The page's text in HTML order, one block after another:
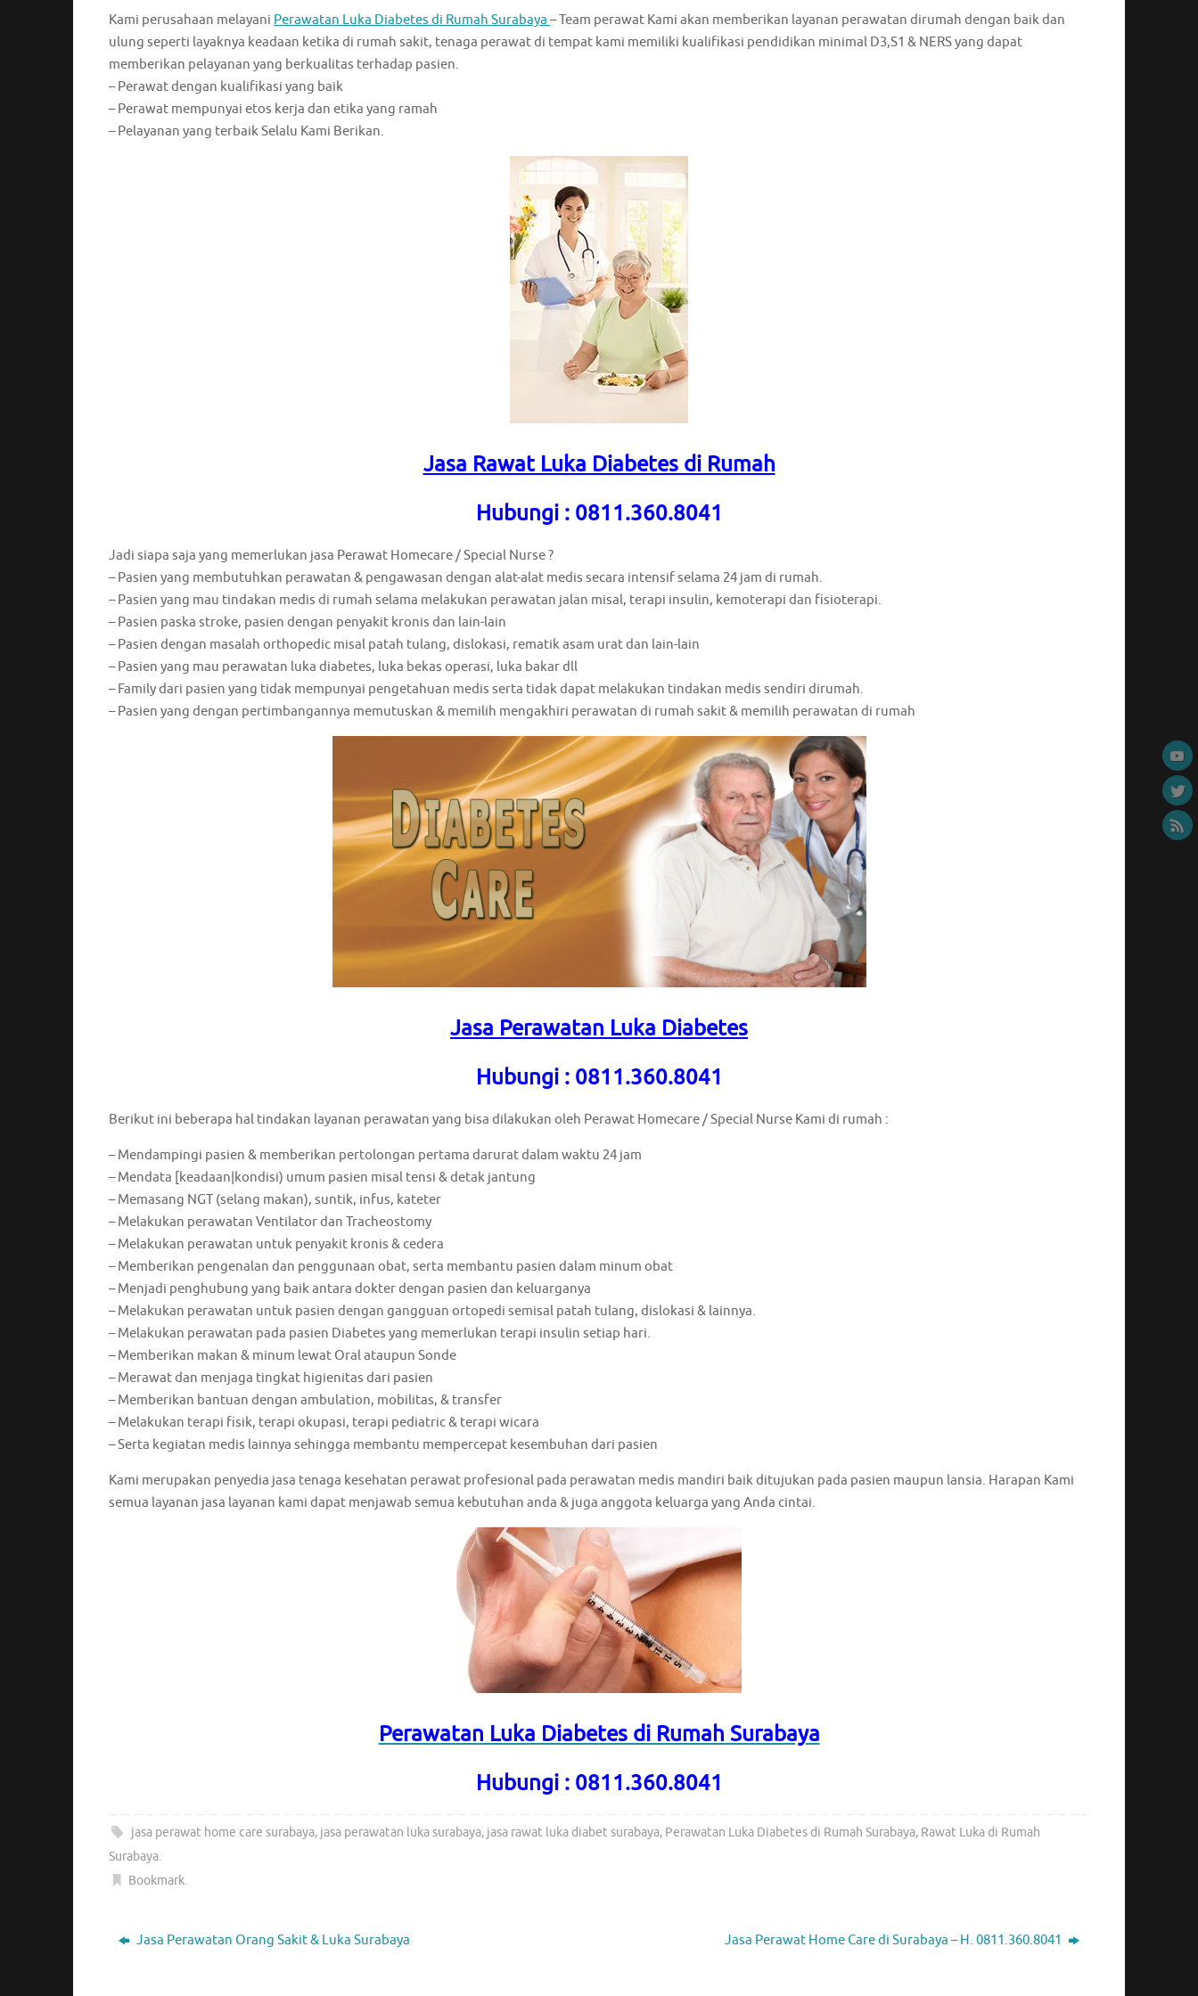
Kami perusahaan melayani Perawatan Luka Diabetes di Rumah Surabaya – Team perawat Kami akan memberikan layanan perawatan dirumah dengan baik dan
ulung seperti layaknya keadaan ketika di rumah sakit, tenaga perawat di tempat kami memiliki kualifikasi pendidikan minimal D3,S1 & NERS yang dapat
memberikan pelayanan yang berkualitas terhadap pasien.
– Perawat dengan kualifikasi yang baik
– Perawat mempunyai etos kerja dan etika yang ramah
– Pelayanan yang terbaik Selalu Kami Berikan.
Jasa Rawat Luka Diabetes di Rumah
Hubungi : 0811.360.8041
Jadi siapa saja yang memerlukan jasa Perawat Homecare / Special Nurse ?
– Pasien yang membutuhkan perawatan & pengawasan dengan alat-alat medis secara intensif selama 24 jam di rumah.
– Pasien yang mau tindakan medis di rumah selama melakukan perawatan jalan misal, terapi insulin, kemoterapi dan fisioterapi.
– Pasien paska stroke, pasien dengan penyakit kronis dan lain-lain
– Pasien dengan masalah orthopedic misal patah tulang, dislokasi, rematik asam urat dan lain-lain
– Pasien yang mau perawatan luka diabetes, luka bekas operasi, luka bakar dll
– Family dari pasien yang tidak mempunyai pengetahuan medis serta tidak dapat melakukan tindakan medis sendiri dirumah.
– Pasien yang dengan pertimbangannya memutuskan & memilih mengakhiri perawatan di rumah sakit & memilih perawatan di rumah
Jasa Perawatan Luka Diabetes
Hubungi : 0811.360.8041
Berikut ini beberapa hal tindakan layanan perawatan yang bisa dilakukan oleh Perawat Homecare / Special Nurse Kami di rumah :
– Mendampingi pasien & memberikan pertolongan pertama darurat dalam waktu 24 jam
– Mendata [keadaan|kondisi) umum pasien misal tensi & detak jantung
– Memasang NGT (selang makan), suntik, infus, kateter
– Melakukan perawatan Ventilator dan Tracheostomy
– Melakukan perawatan untuk penyakit kronis & cedera
– Memberikan pengenalan dan penggunaan obat, serta membantu pasien dalam minum obat
– Menjadi penghubung yang baik antara dokter dengan pasien dan keluarganya
– Melakukan perawatan untuk pasien dengan gangguan ortopedi semisal patah tulang, dislokasi & lainnya.
– Melakukan perawatan pada pasien Diabetes yang memerlukan terapi insulin setiap hari.
– Memberikan makan & minum lewat Oral ataupun Sonde
– Merawat dan menjaga tingkat higienitas dari pasien
– Memberikan bantuan dengan ambulation, mobilitas, & transfer
– Melakukan terapi fisik, terapi okupasi, terapi pediatric & terapi wicara
– Serta kegiatan medis lainnya sehingga membantu mempercepat kesembuhan dari pasien
Kami merupakan penyedia jasa tenaga kesehatan perawat profesional pada perawatan medis mandiri baik ditujukan pada pasien maupun lansia. Harapan Kami
semua layanan jasa layanan kami dapat menjawab semua kebutuhan anda & juga anggota keluarga yang Anda cintai.
Perawatan Luka Diabetes di Rumah Surabaya
Hubungi : 0811.360.8041
jasa perawat home care surabaya, jasa perawatan luka surabaya, jasa rawat luka diabet surabaya, Perawatan Luka Diabetes di Rumah Surabaya, Rawat Luka di Rumah
Surabaya.
Bookmark.
Jasa Perawatan Orang Sakit & Luka Surabaya Jasa Perawat Home Care di Surabaya – H. 0811.360.8041